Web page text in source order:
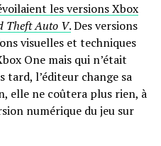
les versions Xbox
Theft Auto V.Des versions
visuelles et techniques
One mais qui n’était
tard, l’éditeur change sa
elle ne coûtera plus rien, à
numérique du jeu sur